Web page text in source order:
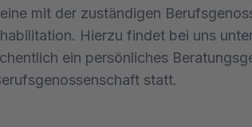
mit der zuständigen
Hierzu findet bei uns
ein persönliches
statt.